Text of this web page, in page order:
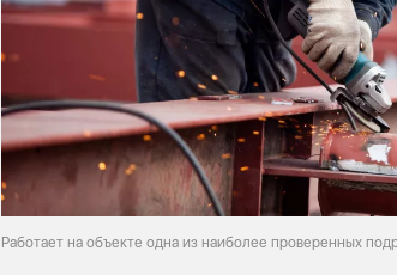
Работает на объекте одна из наиболее проверенных